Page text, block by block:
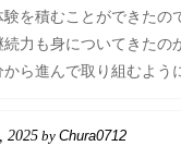
を積むことができたの
力も身についてきたの
ら進んで取り組むよう
2025 by Chura0712